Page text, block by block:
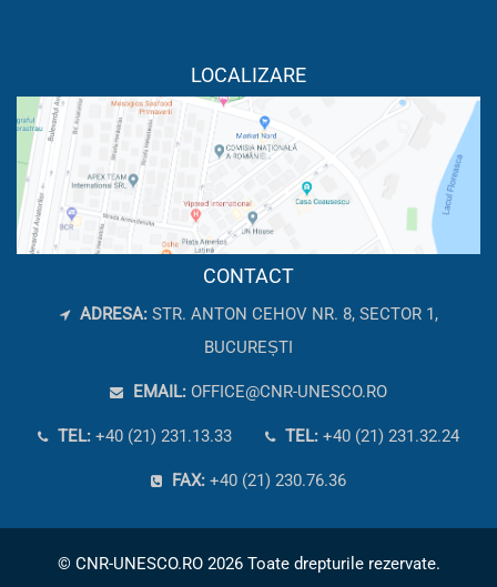
LOCALIZARE
CONTACT
ADRESA: STR. ANTON CEHOV NR. 8, SECTOR 1,
BUCUREȘTI
EMAIL: OFFICE@CNR-UNESCO.RO
TEL: +40 (21) 231.13.33 TEL: +40 (21) 231.32.24
FAX: +40 (21) 230.76.36
© CNR-UNESCO.RO 2026 Toate drepturile rezervate.